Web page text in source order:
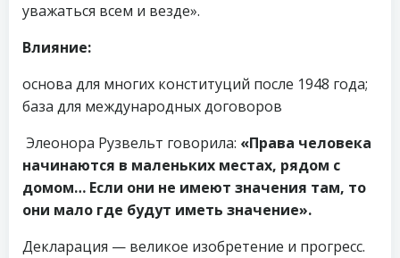
уважаться всем и везде».
Влияние:
основа для многих конституций после 1948 года;
база для международных договоров
Элеонора Рузвельт говорила: «Права человека
начинаются в маленьких местах, рядом с
домом… Если они не имеют значения там, то
они мало где будут иметь значение».
Декларация — великое изобретение и прогресс.